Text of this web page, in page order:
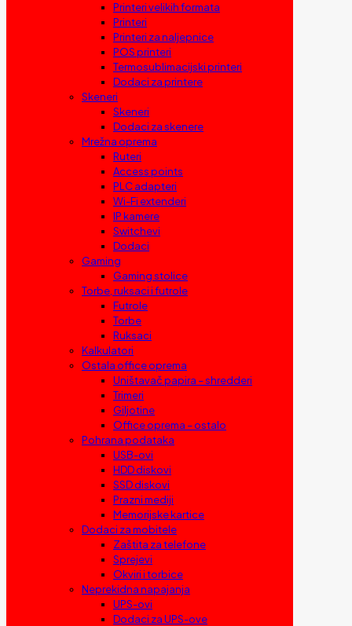
Printeri velikih formata
Printeri
Printeri za naljepnice
POS printeri
Termosublimacijski printeri
Dodaci za printere
Skeneri
Skeneri
Dodaci za skenere
Mrežna oprema
Ruteri
Access points
PLC adapteri
Wi-Fi extenderi
IP kamere
Switchevi
Dodaci
Gaming
Gaming stolice
Torbe, ruksaci i futrole
Futrole
Torbe
Ruksaci
Kalkulatori
Ostala office oprema
Uništavač papira – shredderi
Trimeri
Giljotine
Office oprema – ostalo
Pohrana podataka
USB-ovi
HDD diskovi
SSD diskovi
Prazni mediji
Memorijske kartice
Dodaci za mobitele
Zaštita za telefone
Sprejevi
Okviri i torbice
Neprekidna napajanja
UPS-ovi
Dodaci za UPS-ove